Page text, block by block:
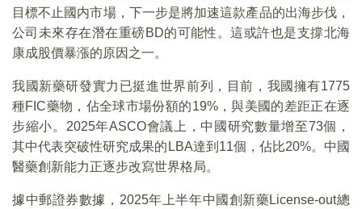
目標不止國内市場，下一步是將加速這款產品的出海步伐，
公司未來存在潛在重磅BD的可能性。這或許也是支撐北海
康成股價暴漲的原因之一。
我國新藥研發實力已挺進世界前列，目前，我國擁有1775
種FIC藥物，佔全球市場份額的19%，與美國的差距正在逐
步縮小。2025年ASCO會議上，中國研究數量增至73個，
其中代表突破性研究成果的LBA達到11個，佔比20%。中國
醫藥創新能力正逐步改寫世界格局。
據中郵證券數據，2025年上半年中國創新藥License-out總